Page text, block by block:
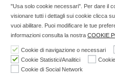
Francesco, 19 - 73041
3276346536 Cell: 3297281965
302152 Iscritta al n° 1 del
di Lecce il
Nell'anno 2018 sono stati
"Usa solo cookie necessari". Per dare il
visionare tutti i dettagli sui cookie clicca
vuoi abilitare. Puoi modificare le tue
informazioni consulta la nostra COOKIE
Cookie di navigazione o necessari
Cookie Statistici/Analitici
Cookie di Social Network